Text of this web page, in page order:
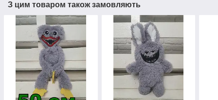
З цим товаром також замовляють